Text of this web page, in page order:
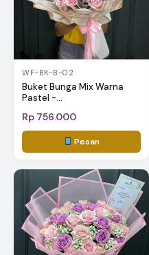
WF-BK-B-02
Buket Bunga Mix Warna
Pastel -...
Rp 756.000
Pesan